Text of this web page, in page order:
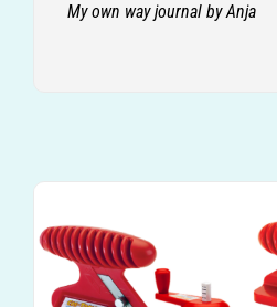
My own way journal by Anja